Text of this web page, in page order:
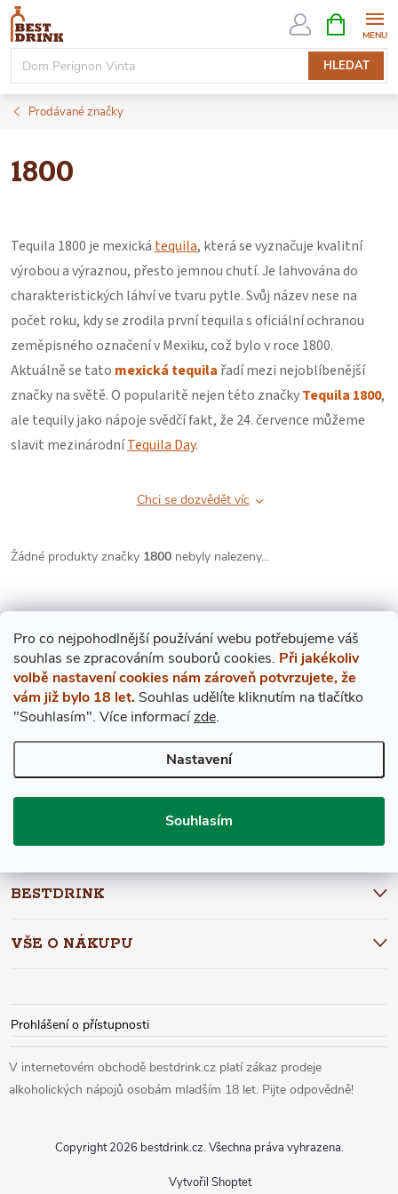
Pro co nejpohodlnější používání webu potřebujeme váš
souhlas se zpracováním souborů cookies. Při jakékoliv
volbě nastavení cookies nám zároveň potvrzujete, že
vám již bylo 18 let. Souhlas udělíte kliknutím na tlačítko
"Souhlasím". Více informacízde.
Nastavení
Souhlasím
Přejít
obsah
HLEDAT
NÁKUPNÍ
KOŠÍK
Prodávané značky
1800
Tequila 1800 je mexická tequila, která se vyznačuje kvalitní
výrobou a výraznou, přesto jemnou chutí. Je lahvována do
charakteristických láhví ve tvaru pytle. Svůj název nese na
počet roku, kdy se zrodila první tequila s oficiální ochranou
zeměpisného označení v Mexiku, což bylo v roce 1800.
Aktuálně se tato mexická tequila řadí mezi nejoblíbenější
značky na světě. O popularitě nejen této značkyTequila 1800,
ale tequily jako nápoje svědčí fakt, že 24. července můžeme
slavit mezinárodníTequila Day.
Chci se dozvědět víc
Žádné produkty značky 1800 nebyly nalezeny...
Z
Á
A
Mějte přehled o novinkách
a slevách
E-mail
Vložením e-mailu souhlasíte spodmínkami ochrany osobních údajů
ODEBÍRAT
BESTDRINK
VŠE O NÁKUPU
Prohlášení o přístupnosti
Vytvořil Shoptet
Copyright 2026 bestdrink.cz. Všechna práva vyhrazena.